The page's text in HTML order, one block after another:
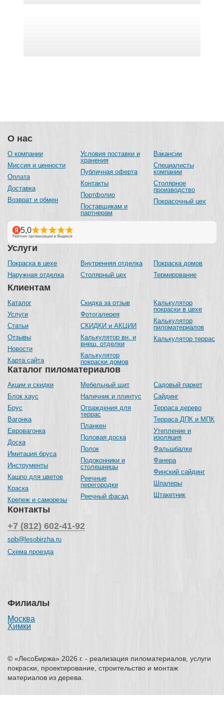
О нас
О компании
Миссия и ценности
Оплата
Доставка
Возврат и обмен
Условия поставки и
хранения
Публичная оферта
Контакты
Портфолио
Поставщикам и
партнерам
Вакансии
Специалисты
компании
Столярное
производство
Покрасочный цех
Каталог пиломатериалов
Акции и скидки
Блок хаус
Брус
Вагонка
Евровагонка
Доска
Имитация бруса
Инструменты
Кашпо для цветов
Краска
Крепеж и саморезы
Мебельный щит
Наличник и плинтус
Ограждения для
террас
Планкен
Половая доска
Полок
Подоконники и
столешницы
Реечные
перегородки
Реечный фасад
Садовый паркет
Сайдинг
Терраса дерево
Терраса ДПК и МПК
Утепление и
изоляция
Фальшбалки
Фанера
Финский сайдинг
Шпалеры
Штакетник
Услуги
Покраска в цехе
Наружная отделка
Внутренняя отделка
Столярный цех
Покраска домов
Термирование
Клиентам
Каталог
Услуги
Статьи
Отзывы
Новости
Карта сайта
Скидка за отзыв
Фотогалерея
СКИДКИ и АКЦИИ
Калькулятор вн. и
внеш. отделки
Калькулятор
покраски домов
Калькулятор
покраски в цехе
Калькулятор
пиломатериалов
Калькулятор террас
Контакты
+7 (812) 602-41-92
spb@lesobirzha.ru
Схема проезда
Филиалы
Москва
Химки
© «ЛесоБиржа» 2026 г. - реализация пиломатериалов, услуги
покраски, проектирование, строительство и монтаж
материалов из дерева.